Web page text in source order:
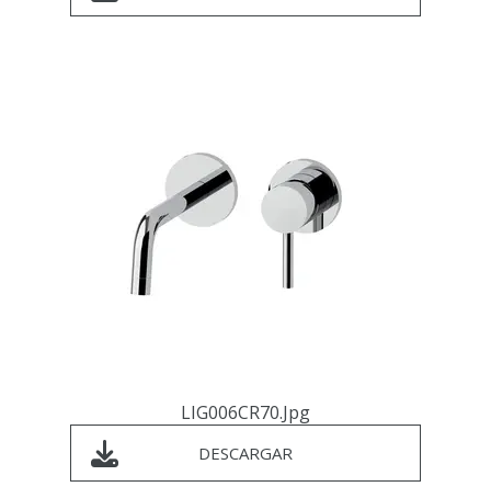
LIG006CR70.jpg
DESCARGAR